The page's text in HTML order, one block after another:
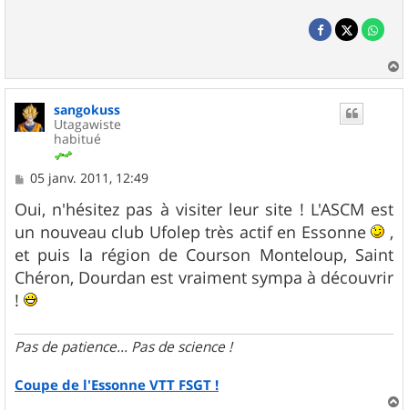
a
sangokuss
Utagawiste
habitué
M
s
s
a
g
e
05 janv. 2011, 12:49
Oui, n'hésitez pas à visiter leur site ! L'ASCM est
un nouveau club Ufolep très actif en Essonne
,
et puis la région de Courson Monteloup, Saint
Chéron, Dourdan est vraiment sympa à découvrir
!
Pas de patience... Pas de science !
Coupe de l'Essonne VTT FSGT !